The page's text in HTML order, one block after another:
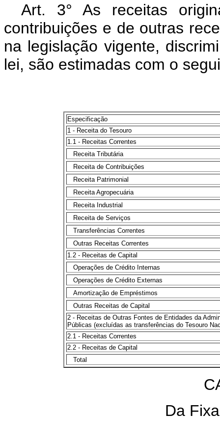
Art. 3° As receitas
contribuições e de outras
na legislação vigente,
lei, são estimadas com o
Especificação
1 - Receita do Tesouro
1.1 - Receitas Correntes
Receita Tributária
Receita de Contribuições
Receita Patrimonial
Receita Agropecuária
Receita Industrial
Receita de Serviços
Transferências Correntes
Outras Receitas Correntes
1.2 - Receitas de Capital
Operações de Crédito Internas
Operações de Crédito Externas
Amortização de Empréstimos
Outras Receitas de Capital
2 - Receitas de Outras Fontes de Entidades da
Públicas (excluídas as transferências do Tesouro
2.1 - Receitas Correntes
2.2 - Receitas de Capital
Total
Da